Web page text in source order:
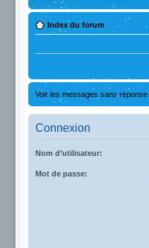
Index du forum
Voir les messages sans réponse
Connexion
Nom d’utilisateur:
Mot de passe: